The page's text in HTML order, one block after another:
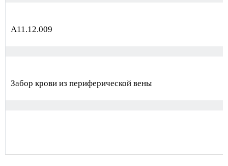
А11.12.009
Забор крови из периферической вены